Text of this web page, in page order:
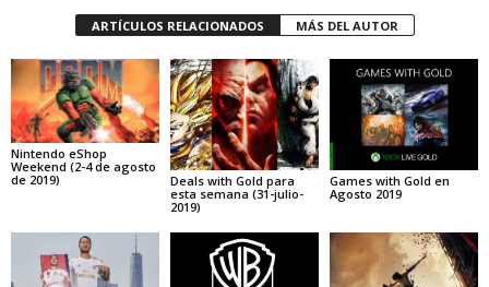
ARTÍCULOS RELACIONADOS MÁS DEL AUTOR
Nintendo eShop
Weekend (2-4 de agosto
de 2019)
Deals with Gold para
esta semana (31-julio-
2019)
Games with Gold en
Agosto 2019